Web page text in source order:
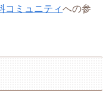
コミュニティへの参